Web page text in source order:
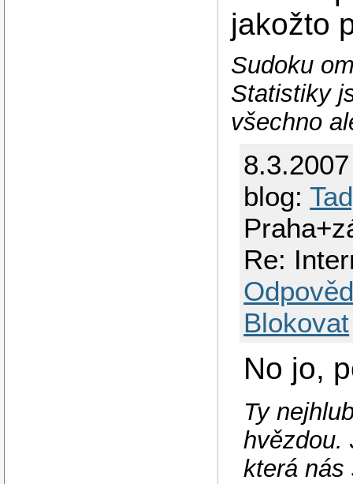
jakožto
Sudoku
Statistiky
všechno
blog:
Re:
Blokovat
No jo,
Ty
hvězdou.
která nás